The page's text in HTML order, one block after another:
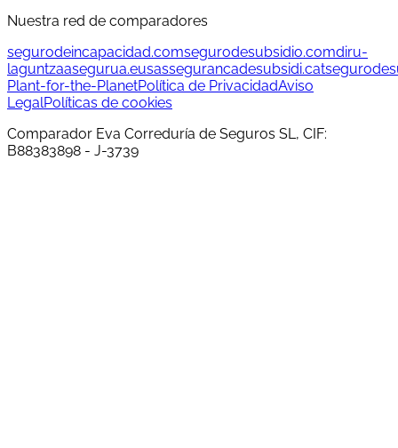
Nuestra red de comparadores
segurodeincapacidad.comsegurodesubsidio.comdiru-
laguntzaasegurua.eusassegurancadesubsidi.cat
Plant-for-the-PlanetPolítica de PrivacidadAviso
LegalPolíticas de cookies
Comparador Eva Correduría de Seguros SL, CIF:
B88383898 - J-3739